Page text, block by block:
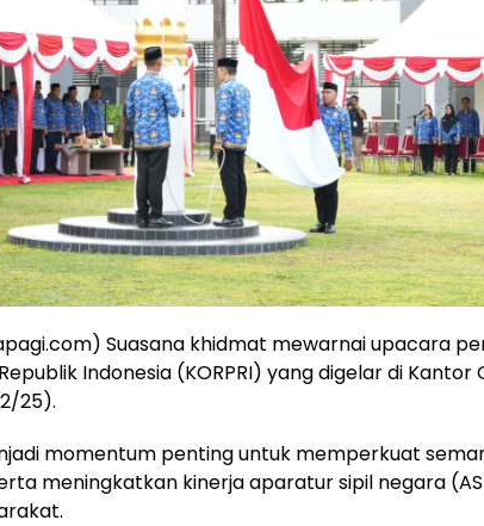
Suasana khidmat mewarnai upacara
Indonesia (KORPRI) yang digelar di Kantor
25).
momentum penting untuk memperkuat
meningkatkan kinerja aparatur sipil negara